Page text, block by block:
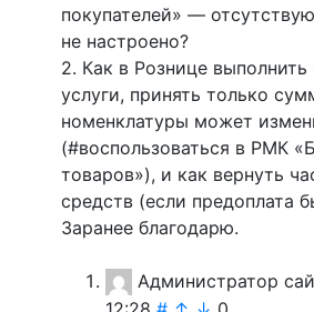
покупателей» —
не настроено?
2. Как в Рознице выполнить
услуги, принять только
номенклатуры может
(#воспользоваться в РМК
товаров»), и как вернуть
средств (если предоплата
Заранее благодарю.
Администратор